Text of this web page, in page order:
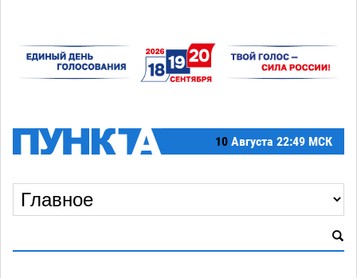
10 Августа 22:49 МСК